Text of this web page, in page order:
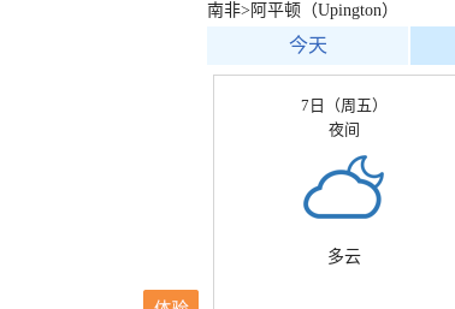
南非>阿平顿（Upington）
今天
7日（周五）
夜间
多云